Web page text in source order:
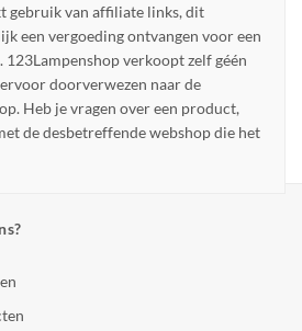
gebruik van affiliate links, dit
een vergoeding ontvangen voor een
123Lampenshop verkoopt zelf géén
doorverwezen naar de
Heb je vragen over een product,
de desbetreffende webshop die het